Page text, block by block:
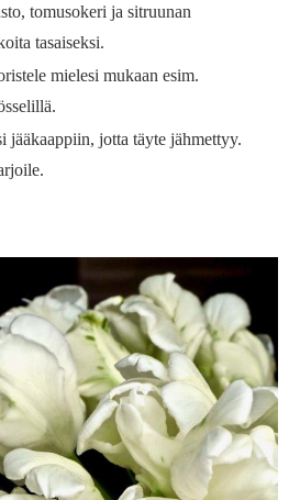
tomusokeri ja sitruunan
tasaiseksi.
mielesi mukaan esim.
jääkaappiin, jotta täyte jähmettyy.